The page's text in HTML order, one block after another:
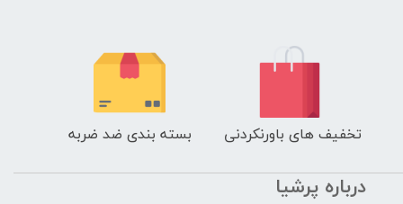
تخفیف های باورنکردنی بسته بندی ضد ضربه
درباره پرشیا